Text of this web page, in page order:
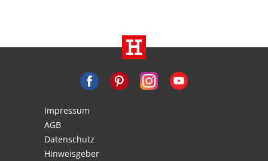
Impressum
AGB
Datenschutz
Hinweisgeber